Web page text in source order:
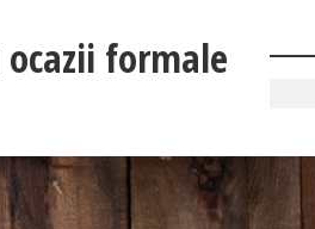
formale